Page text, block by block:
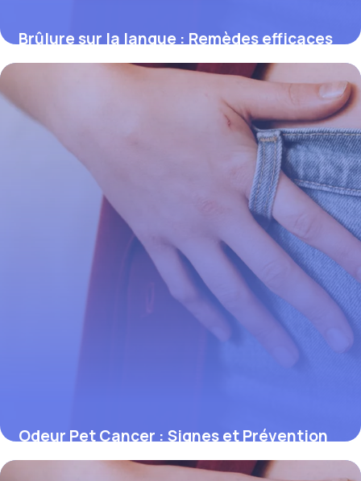
Brûlure sur la langue : Remèdes efficaces
2 juin 2026
Odeur Pet Cancer : Signes et Prévention
1 juin 2026